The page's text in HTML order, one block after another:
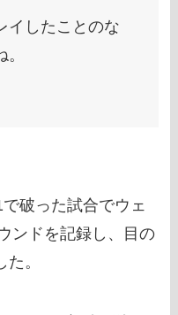
イしたことのな
破った試合でウェ
ンドを記録し、目の
。